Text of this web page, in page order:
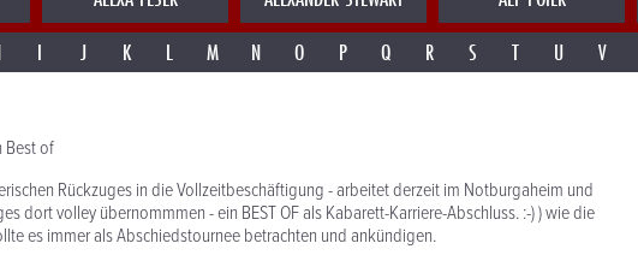
I J K L M N O P Q R S T U V
Best of
Rückzuges in die Vollzeitbeschäftigung - arbeitet derzeit im Notburgaheim und
dort volley übernommmen - ein BEST OF als Kabarett-Karriere-Abschluss. :-) ) wie die
es immer als Abschiedstournee betrachten und ankündigen.